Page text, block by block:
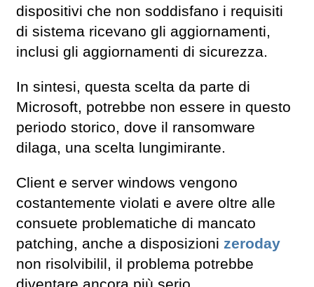
dispositivi che non soddisfano i requisiti
di sistema ricevano gli aggiornamenti,
inclusi gli aggiornamenti di sicurezza.
In sintesi, questa scelta da parte di
Microsoft, potrebbe non essere in questo
periodo storico, dove il ransomware
dilaga, una scelta lungimirante.
Client e server windows vengono
costantemente violati e avere oltre alle
consuete problematiche di mancato
patching, anche a disposizioni zeroday
non risolvibilil, il problema potrebbe